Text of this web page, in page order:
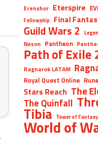
Erenshor Eterspire
Fellowship Final
Guild Wars 2
Nexon Pantheon
Path of Exile
Ragnarok LATAM
Royal Quest Online
Stars Reach The
The Quinfall
Tibia Tower of Fantasy
World of